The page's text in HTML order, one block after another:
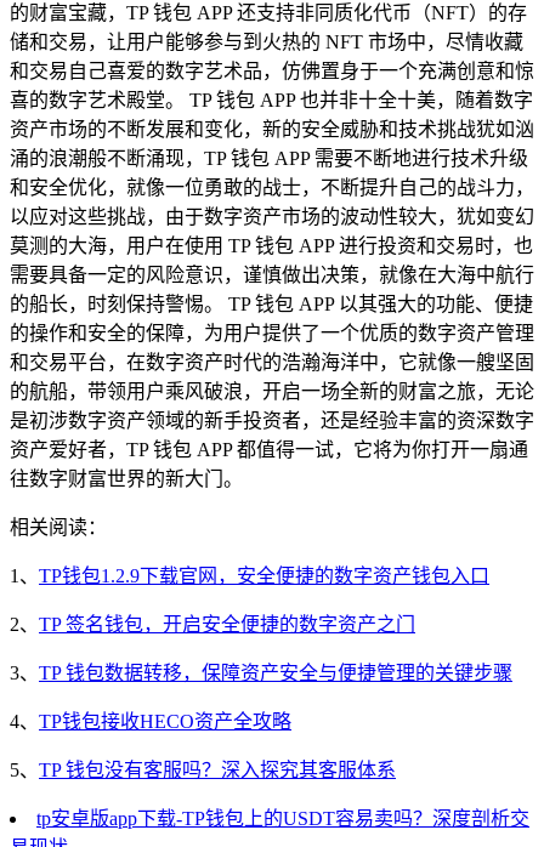
的财富宝藏，TP 钱包 APP 还支持非同质化代币（NFT）的存
储和交易，让用户能够参与到火热的 NFT 市场中，尽情收藏
和交易自己喜爱的数字艺术品，仿佛置身于一个充满创意和惊
喜的数字艺术殿堂。 TP 钱包 APP 也并非十全十美，随着数字
资产市场的不断发展和变化，新的安全威胁和技术挑战犹如汹
涌的浪潮般不断涌现，TP 钱包 APP 需要不断地进行技术升级
和安全优化，就像一位勇敢的战士，不断提升自己的战斗力，
以应对这些挑战，由于数字资产市场的波动性较大，犹如变幻
莫测的大海，用户在使用 TP 钱包 APP 进行投资和交易时，也
需要具备一定的风险意识，谨慎做出决策，就像在大海中航行
的船长，时刻保持警惕。 TP 钱包 APP 以其强大的功能、便捷
的操作和安全的保障，为用户提供了一个优质的数字资产管理
和交易平台，在数字资产时代的浩瀚海洋中，它就像一艘坚固
的航船，带领用户乘风破浪，开启一场全新的财富之旅，无论
是初涉数字资产领域的新手投资者，还是经验丰富的资深数字
资产爱好者，TP 钱包 APP 都值得一试，它将为你打开一扇通
往数字财富世界的新大门。
相关阅读：
1、 TP钱包1.2.9下载官网，安全便捷的数字资产钱包入口
2、 TP 签名钱包，开启安全便捷的数字资产之门
3、 TP 钱包数据转移，保障资产安全与便捷管理的关键步骤
4、 TP钱包接收HECO资产全攻略
5、 TP 钱包没有客服吗？深入探究其客服体系
tp安卓版app下载-TP钱包上的USDT容易卖吗？深度剖析交